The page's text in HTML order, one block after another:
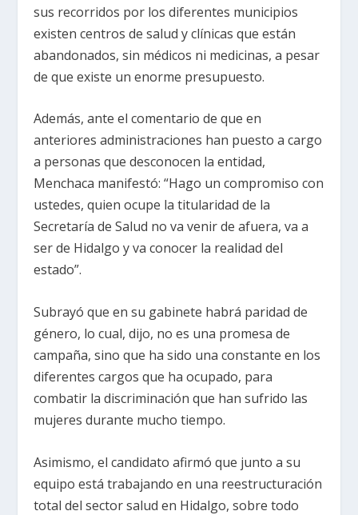
sus recorridos por los diferentes municipios
existen centros de salud y clínicas que están
abandonados, sin médicos ni medicinas, a pesar
de que existe un enorme presupuesto.
Además, ante el comentario de que en
anteriores administraciones han puesto a cargo
a personas que desconocen la entidad,
Menchaca manifestó: “Hago un compromiso con
ustedes, quien ocupe la titularidad de la
Secretaría de Salud no va venir de afuera, va a
ser de Hidalgo y va conocer la realidad del
estado”.
Subrayó que en su gabinete habrá paridad de
género, lo cual, dijo, no es una promesa de
campaña, sino que ha sido una constante en los
diferentes cargos que ha ocupado, para
combatir la discriminación que han sufrido las
mujeres durante mucho tiempo.
Asimismo, el candidato afirmó que junto a su
equipo está trabajando en una reestructuración
total del sector salud en Hidalgo, sobre todo